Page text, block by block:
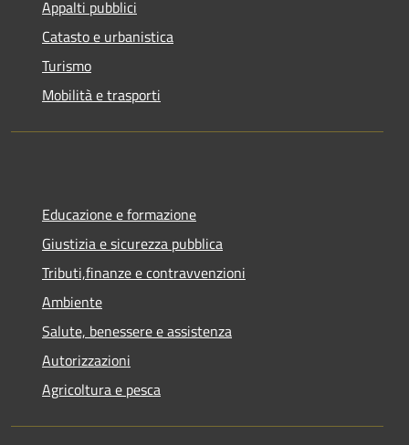
Appalti pubblici
Catasto e urbanistica
Turismo
Mobilità e trasporti
Educazione e formazione
Giustizia e sicurezza pubblica
Tributi,finanze e contravvenzioni
Ambiente
Salute, benessere e assistenza
Autorizzazioni
Agricoltura e pesca